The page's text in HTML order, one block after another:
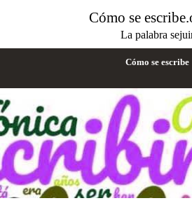
Cómo se
La palabra
Cómo se escribe